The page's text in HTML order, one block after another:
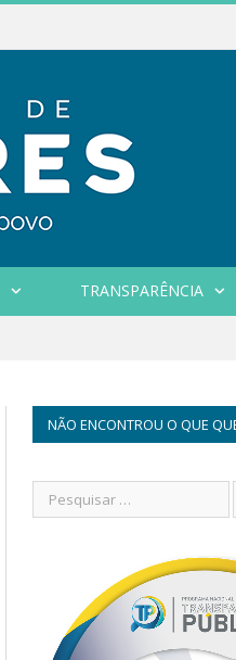
TRANSPARÊNCIA
NÃO ENCONTROU O QUE